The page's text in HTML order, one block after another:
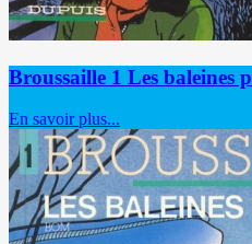
Broussaille 1 Les baleines
En savoir plus...